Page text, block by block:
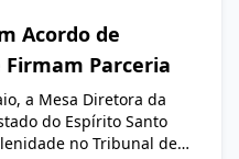
Acordo de
Firmam Parceria
a Mesa Diretora da
do Espírito Santo
no Tribunal de